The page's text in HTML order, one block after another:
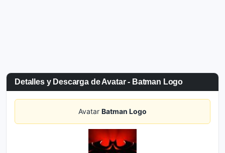
Detalles y Descarga de Avatar - Batman Logo
Avatar Batman Logo